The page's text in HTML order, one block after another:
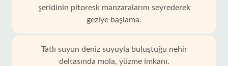
şeridinin pitoresk manzaralarını seyrederek
geziye başlama.
Tatlı suyun deniz suyuyla buluştuğu nehir
deltasında mola, yüzme imkanı.